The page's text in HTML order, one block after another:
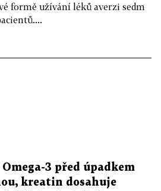
formě užívání léků averzi sedm
3 před úpadkem
kreatin dosahuje